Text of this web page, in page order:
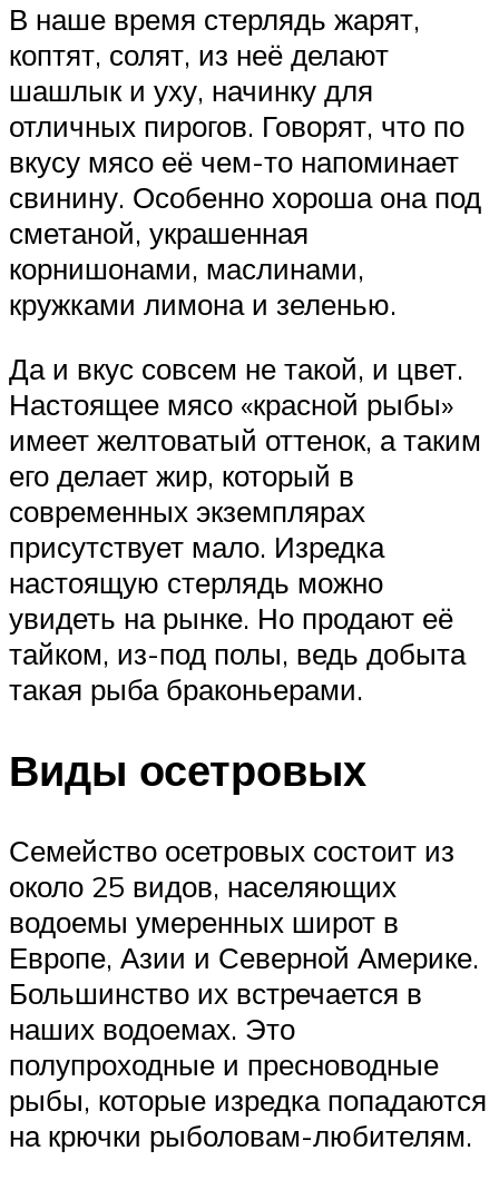
В наше время стерлядь жарят,
коптят, солят, из неё делают
шашлык и уху, начинку для
отличных пирогов. Говорят, что по
вкусу мясо её чем-то напоминает
свинину. Особенно хороша она под
сметаной, украшенная
корнишонами, маслинами,
кружками лимона и зеленью.
Да и вкус совсем не такой, и цвет.
Настоящее мясо «красной рыбы»
имеет желтоватый оттенок, а таким
его делает жир, который в
современных экземплярах
присутствует мало. Изредка
настоящую стерлядь можно
увидеть на рынке. Но продают её
тайком, из-под полы, ведь добыта
такая рыба браконьерами.
Виды осетровых
Семейство осетровых состоит из
около 25 видов, населяющих
водоемы умеренных широт в
Европе, Азии и Северной Америке.
Большинство их встречается в
наших водоемах. Это
полупроходные и пресноводные
рыбы, которые изредка попадаются
на крючки рыболовам-любителям.